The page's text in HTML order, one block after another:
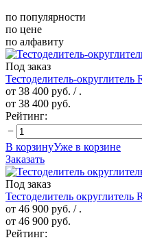
по популярности
по цене
по алфавиту
Под заказ
Тестоделитель-округлитель
от 38 400 руб. / .
от 38 400 руб.
Рейтинг:
−
В корзинуУже в корзине
Заказать
Под заказ
Тестоделитель округлитель
от 46 900 руб. / .
от 46 900 руб.
Рейтинг: